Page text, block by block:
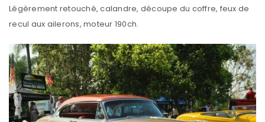
Légèrement retouché, calandre, découpe du coffre, feux de
recul aux ailerons, moteur 190ch.